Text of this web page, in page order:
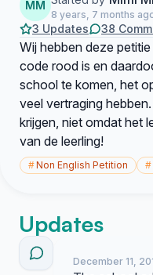
MM
8 years, 7 months
3 Updates 38
Wij hebben deze
code rood is en
school te komen, het
veel vertraging
krijgen, niet omdat het
van de leerling!
#Non English Petition #
Updates
December 11,